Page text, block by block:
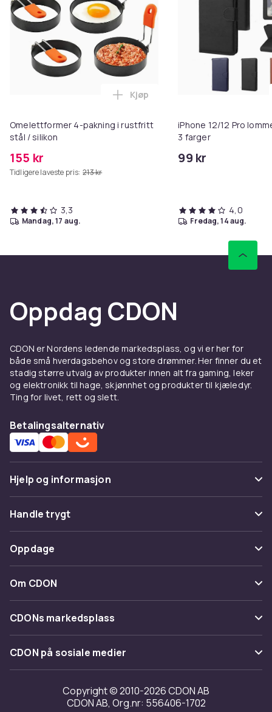
Omelettformer 4-pakning i rustfritt
stål / silikon
155 kr
Tidligere laveste pris: 213 kr
Legg Omelettformer 4-
Kjøp
3,3
mandag, 17 aug.
iPhone 12/12 Pro
3 farger
99 kr
4,0
fredag, 14 aug.
Oppdag CDON
CDON er Nordens ledende markedsplass, og vi er her for
både små hverdagsbehov og store drømmer. Her finner du et
stadig større utvalg av produkter innen alt fra gaming, leker
og elektronikk til hage, skjønnhet og produkter til kjæledyr.
Ting for livet, rett og slett.
Betalingsalternativ
Hjelp og informasjon
Vanlige spørsmål
Spor pakke
Angre & returner her
Kontakt oss
Handle trygt
Betaling
Levering
Tilbakekallinger
Oppdage
Kategorier
Varemerker
Om CDON
Om oss
Kundeanmeldelser
Jobbe på CDON
Investor relations
CDONs markedsplass
Merchant Help Center
CDON på sosiale medier
Copyright © 2010-2026 CDON AB
CDON AB, Org.nr: 556406-1702